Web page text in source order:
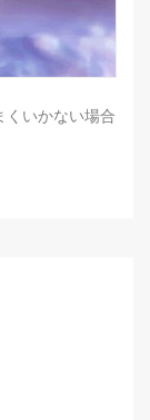
くいかない場合